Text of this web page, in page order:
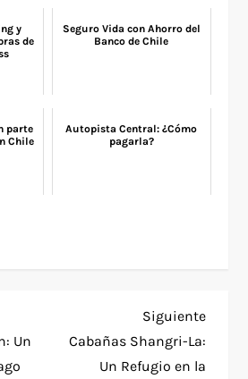
y
de
Seguro Vida con Ahorro del
Banco de Chile
parte
Chile
Autopista Central: ¿Cómo
pagarla?
Un
Siguiente
Cabañas Shangri-La:
Un Refugio en la